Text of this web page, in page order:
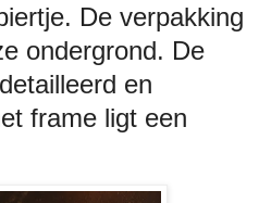
De verpakking
ondergrond. De
en
frame ligt een